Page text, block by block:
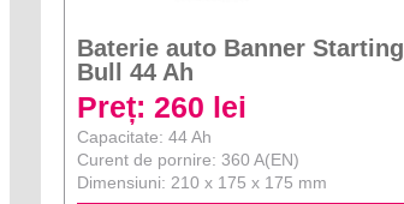
Baterie auto Banner Starting
Bull 44 Ah
Preț: 260 lei
Capacitate: 44 Ah
Curent de pornire: 360 A(EN)
Dimensiuni: 210 x 175 x 175 mm